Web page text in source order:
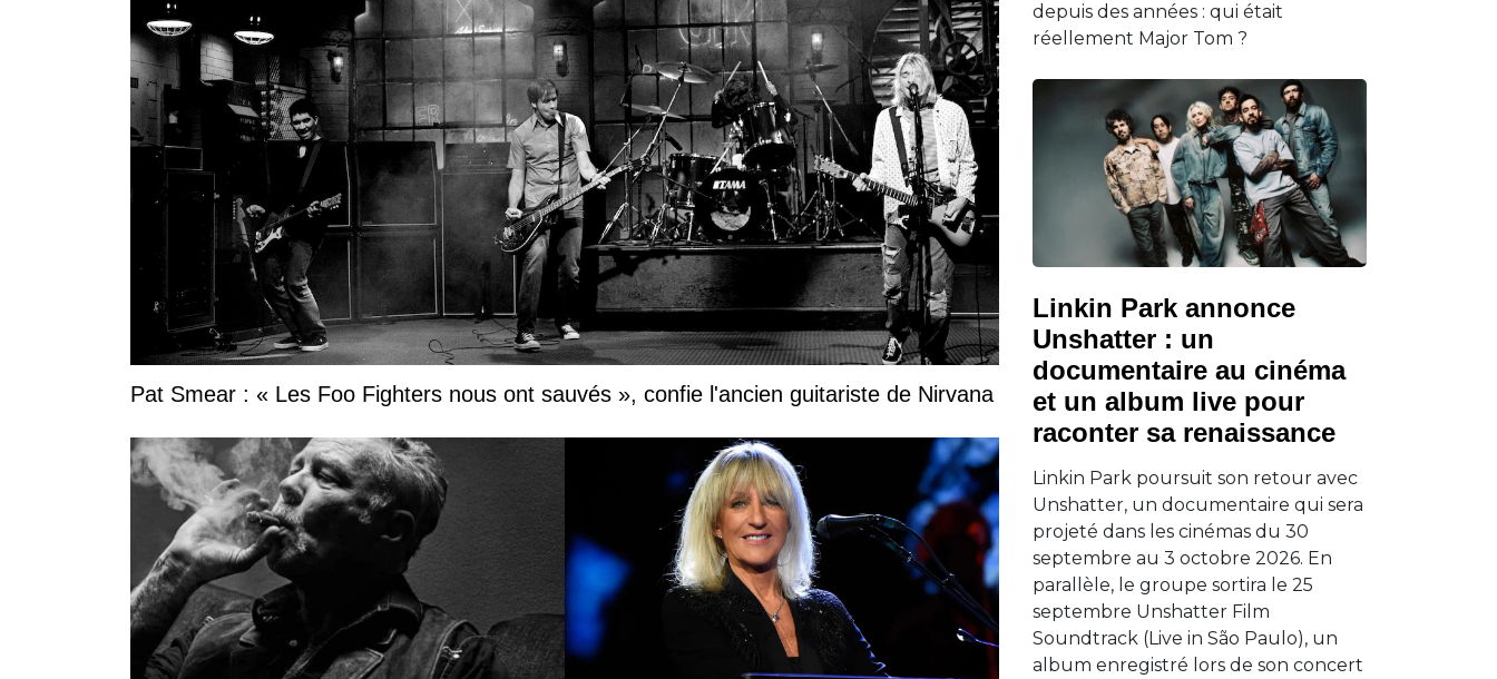
Pat Smear : « Les Foo Fighters nous ont sauvés », confie l'ancien guitariste de Nirvana
depuis des années : qui était
réellement Major Tom ?
Linkin Park annonce
Unshatter : un
documentaire au cinéma
et un album live pour
raconter sa renaissance
Linkin Park poursuit son retour avec
Unshatter, un documentaire qui sera
projeté dans les cinémas du 30
septembre au 3 octobre 2026. En
parallèle, le groupe sortira le 25
septembre Unshatter Film
Soundtrack (Live in São Paulo), un
album enregistré lors de son concert